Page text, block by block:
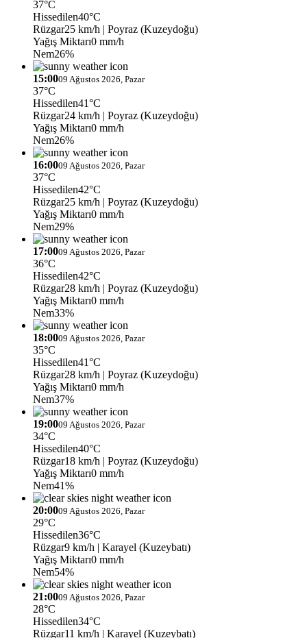
37°C
Hissedilen40°C
Rüzgar25 km/h | Poyraz (Kuzeydoğu)
Yağış Miktarı0 mm/h
Nem26%
15:0009 Ağustos 2026, Pazar
37°C
Hissedilen41°C
Rüzgar24 km/h | Poyraz (Kuzeydoğu)
Yağış Miktarı0 mm/h
Nem26%
16:0009 Ağustos 2026, Pazar
37°C
Hissedilen42°C
Rüzgar25 km/h | Poyraz (Kuzeydoğu)
Yağış Miktarı0 mm/h
Nem29%
17:0009 Ağustos 2026, Pazar
36°C
Hissedilen42°C
Rüzgar28 km/h | Poyraz (Kuzeydoğu)
Yağış Miktarı0 mm/h
Nem33%
18:0009 Ağustos 2026, Pazar
35°C
Hissedilen41°C
Rüzgar28 km/h | Poyraz (Kuzeydoğu)
Yağış Miktarı0 mm/h
Nem37%
19:0009 Ağustos 2026, Pazar
34°C
Hissedilen40°C
Rüzgar18 km/h | Poyraz (Kuzeydoğu)
Yağış Miktarı0 mm/h
Nem41%
20:0009 Ağustos 2026, Pazar
29°C
Hissedilen36°C
Rüzgar9 km/h | Karayel (Kuzeybatı)
Yağış Miktarı0 mm/h
Nem54%
21:0009 Ağustos 2026, Pazar
28°C
Hissedilen34°C
Rüzgar11 km/h | Karayel (Kuzeybatı)